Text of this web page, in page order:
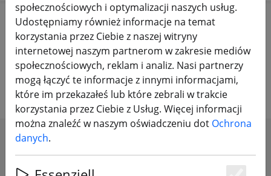
Home Drony FPV Samoloty i skrzydła
Samoloty FPV i latające skrzydła
oraz akcesoria
społecznościowych i optymalizacji naszych usług.
Udostępniamy również informacje na temat
korzystania przez Ciebie z naszej witryny
internetowej naszym partnerom w zakresie mediów
społecznościowych, reklam i analiz. Nasi partnerzy
mogą łączyć te informacje z innymi informacjami,
które im przekazałeś lub które zebrali w trakcie
korzystania przez Ciebie z Usług. Więcej informacji
można znaleźć w naszym oświadczeniu dot Ochrona
danych.